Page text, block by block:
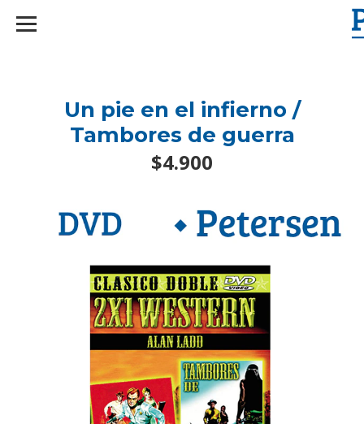
Un pie en el infierno /
Tambores de guerra
$4.900